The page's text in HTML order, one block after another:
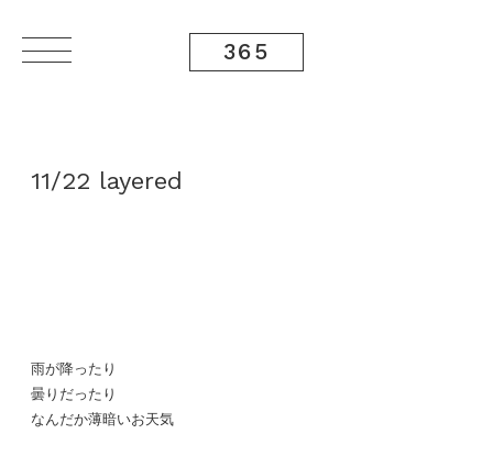
365
11/22 layered
雨が降ったり
曇りだったり
なんだか薄暗いお天気